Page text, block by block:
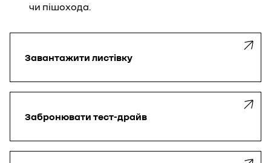
чи пішохода.
Завантажити листівку
Забронювати тест-драйв